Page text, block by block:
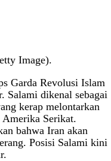
Image).
Garda Revolusi Islam
Salami dikenal sebagai
kerap melontarkan
Amerika Serikat.
bahwa Iran akan
Posisi Salami kini